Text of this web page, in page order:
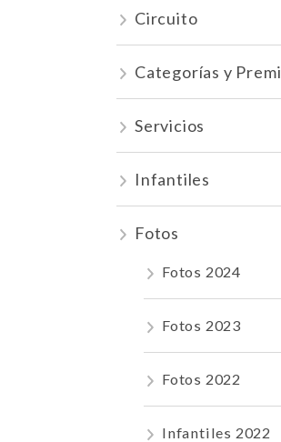
Circuito
Categorías y
Servicios
Infantiles
Fotos
Fotos 2024
Fotos 2023
Fotos 2022
Infantiles 2022